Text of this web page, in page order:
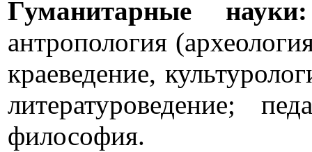
Гуманитарные науки:
антропология
краеведение,
литературоведение;
философия.